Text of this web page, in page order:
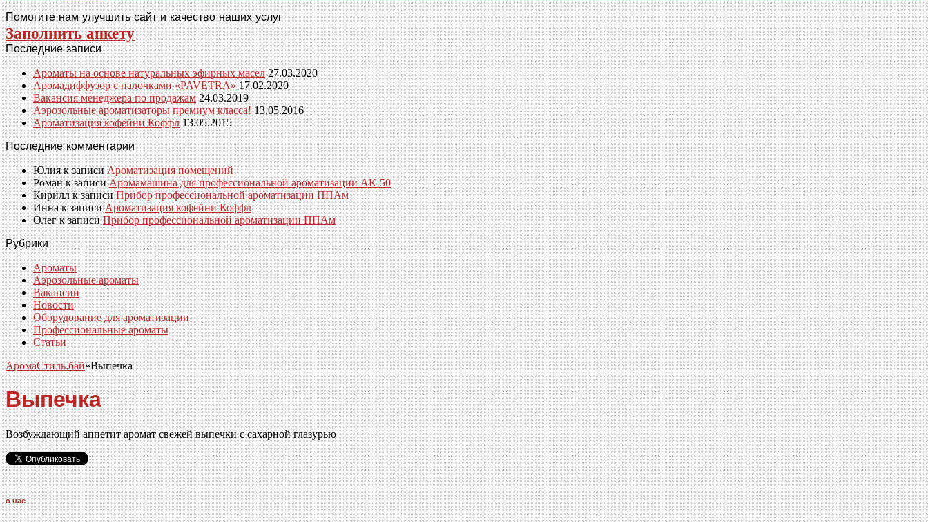
Помогите нам улучшить сайт и качество наших услуг
Заполнить анкету
Последние записи
Ароматы на основе натуральных эфирных масел 27.03.2020
Аромадиффузор с палочками «PAVETRA» 17.02.2020
Вакансия менеджера по продажам 24.03.2019
Аэрозольные ароматизаторы премиум класса! 13.05.2016
Ароматизация кофейни Коффл 13.05.2015
Последние комментарии
Юлияк записиАроматизация помещений
Романк записиАромамашина для профессиональной ароматизации АК-50
Кириллк записиПрибор профессиональной ароматизации ППАм
Иннак записиАроматизация кофейни Коффл
Олегк записиПрибор профессиональной ароматизации ППАм
Рубрики
Ароматы
Аэрозольные ароматы
Вакансии
Новости
Оборудование для ароматизации
Профессиональные ароматы
Статьи
АромаСтиль.бай»Выпечка
Выпечка
Возбуждающий аппетит аромат свежей выпечки с сахарной глазурью
о нас